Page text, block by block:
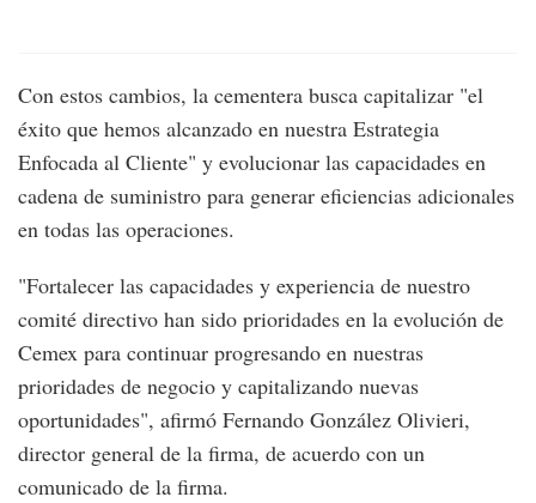
Con estos cambios, la cementera busca capitalizar "el
éxito que hemos alcanzado en nuestra Estrategia
Enfocada al Cliente" y evolucionar las capacidades en
cadena de suministro para generar eficiencias adicionales
en todas las operaciones.
"Fortalecer las capacidades y experiencia de nuestro
comité directivo han sido prioridades en la evolución de
Cemex para continuar progresando en nuestras
prioridades de negocio y capitalizando nuevas
oportunidades", afirmó Fernando González Olivieri,
director general de la firma, de acuerdo con un
comunicado de la firma.